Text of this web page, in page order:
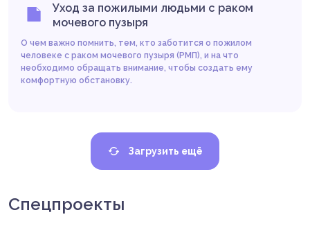
Уход за пожилыми людьми с раком
мочевого пузыря
О чем важно помнить, тем, кто заботится о пожилом
человеке с раком мочевого пузыря (РМП), и на что
необходимо обращать внимание, чтобы создать ему
комфортную обстановку.
Загрузить ещё
Спецпроекты